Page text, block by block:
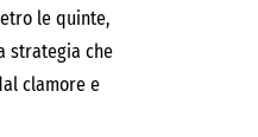
le quinte,
strategia che
clamore e